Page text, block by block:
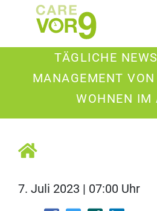
TÄGLICHE
MANAGEMENT
WOHNEN IM
7. Juli 2023 | 07:00 Uhr